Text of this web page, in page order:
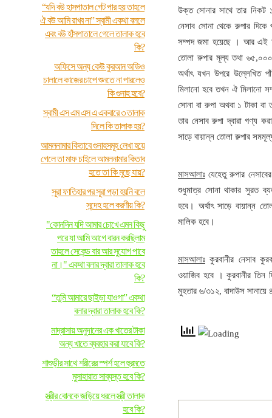
“যদি বউ হাসপাতাল গেট পার হয় তাহলে
ঐ বউ আমি রাখব না” স্বামী একথা বললে
এবং বউ হাঁসপাতালে গেলে তালাক হবে
কি?
অফিসে অন্য কেউ কুরআন অডিও
চালালে কাজের চাপে শুনতে না পারলেও
কি গুনাহ হবে?
স্বামী এস এম এস এ একবারে ৩ তালাক
দিলে কি তালাক হয়?
আমলনামার কিতাবে গুনাহসমূহ লেখা হয়ে
গেলে তা মাফ চাইলে আমলনামার কিতাব
হতে তা কি মুছে যায়?
সূরা ফাতিহার পর সূরা পড়া হয়নি বলে
সন্দেহ হলে করণীয় কি?
"কোনদিন যদি আমার চোখে এমন কিছু
পরে যা আমি আগে বারন করছিলাম
তাহলে সেকেন্ড বার আর সুযোগ পাবে
না।" একথা বলার দ্বারা তালাক হবে
কি?
“তুমি আমারে ছাইড়া যাওগা” একথা
বলার দ্বারা তালাক হবে কি?
মাদ্রাসায় অনুদানের এক খাতের টাকা
অন্য খাতে ব্যবহার করা যাবে কি?
শাশুড়ীর সাথে শরীরের স্পর্শ হলে হুরমতে
মুসাহারাত সাব্যস্ত হবে কি?
স্ত্রীর বোনকে জড়িয়ে ধরলে স্ত্রী তালাক
হবে কি?
উক্ত সোনার সাথে তার নিকট
নেসাব সোনা থেকে রুপার দিকে
সম্পদ জমা হয়েছে । আর এই
তোলা রুপার মূল্য তথা ৬৫,০০০
অর্থাৎ যখন উপরে উল্লেখিত
মিলানো হবে তখন ঐ মিলানো
সোনা বা রুপা অথবা ১ টাকা বা
তার নেসাব রুপা দ্বারা গণ্য
সাড়ে বায়ান্ন তোলা রুপার
মাসআলাঃ যেহেতু রুপার
শুধুমাত্র সোনা থাকার সুরত
হবে। অর্থাৎ সাড়ে বায়ান্ন
মালিক হবে।
মাসআলাঃ কুরবানীর নেসাব
ওয়াজিব হবে । কুরবানীর তিন
মুহতার ৬/৩১২, বাদাউস সানায়ে